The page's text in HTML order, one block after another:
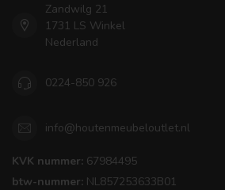
Zandwilg 21
1731 LS Winkel
Nederland
0224-850 926
info@houtenmeubeloutlet.nl
KVK nummer: 67984495
btw-nummer: NL857253633B01